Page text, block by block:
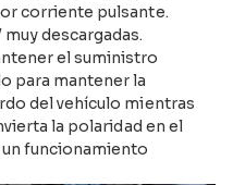
corriente pulsante.
descargadas.
el suministro
para mantener la
del vehículo mientras
la polaridad en el
un funcionamiento